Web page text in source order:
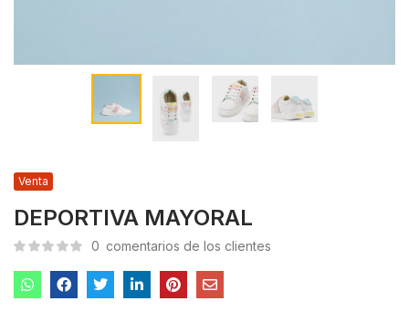
DEPORTIVA MAYORAL
Venta
0 comentarios de los clientes